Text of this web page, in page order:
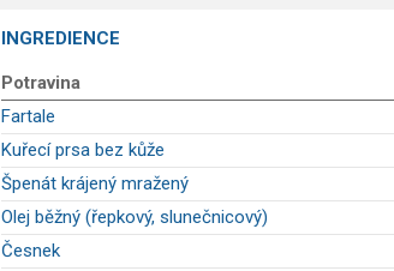
INGREDIENCE
Potravina
Fartale
Kuřecí prsa bez kůže
Špenát krájený mražený
Olej běžný (řepkový, slunečnicový)
Česnek